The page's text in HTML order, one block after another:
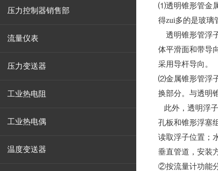
压力控制器销售部
流量仪表
压力变送器
工业热电阻
工业热电偶
温度变送器
⑴透明锥形管金
得zui多的是玻璃
透明锥形管浮
体平滑面和带导
采用导杆导向。
⑵金属锥形管浮
换部分。与透明
此外，透明浮
孔板和锥形浮塞
读取浮子位置；
垂直管道，安装
②按流量计功能